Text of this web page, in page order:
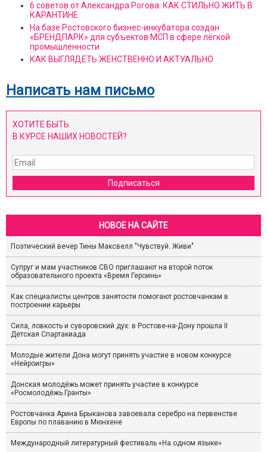
6 советов от Александра Рогова: КАК СТИЛЬНО ЖИТЬ В
КАРАНТИНЕ
На базе Ростовского бизнес-инкубатора создан
«БРЕНДПАРК» для субъектов МСП в сфере лёгкой
промышленности
КАК ВЫГЛЯДЕТЬ ЖЕНСТВЕННО И АКТУАЛЬНО
Написать нам письмо
ХОТИТЕ БЫТЬ
В КУРСЕ НАШИХ НОВОСТЕЙ?
Подписаться
НОВОЕ НА САЙТЕ
Поэтический вечер Тины Максвелл "Чувствуй. Живи"
Супруг и мам участников СВО приглашают на второй поток
образовательного проекта «Время Героинь»
Как специалисты центров занятости помогают ростовчанкам в
построении карьеры
Сила, ловкость и суворовский дух: в Ростове-на-Дону прошла II
Детская Спартакиада
Молодые жители Дона могут принять участие в новом конкурсе
«Нейроигры»
Донская молодёжь может принять участие в конкурсе
«Росмолодёжь.Гранты»
Ростовчанка Арина Брыканова завоевала серебро на первенстве
Европы по плаванию в Мюнхене
Международный литературный фестиваль «На одном языке»